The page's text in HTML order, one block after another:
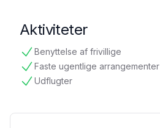
Aktiviteter
Benyttelse af frivillige
tilgængelig
Faste ugentlige arrangementer
tilgængelig
Udflugter
tilgængelig